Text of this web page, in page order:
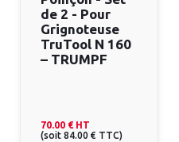
de 2 - Pour
Grignoteuse
TruTool N 160
– TRUMPF
70.00 € HT
(soit 84.00 € TTC)